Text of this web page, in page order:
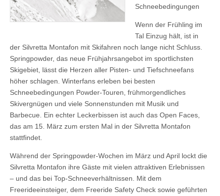
Schneebedingungen
Wenn der Frühling im
Tal Einzug hält, ist in
der Silvretta Montafon mit Skifahren noch lange nicht Schluss.
Springpowder, das neue Frühjahrsangebot im sportlichsten
Skigebiet, lässt die Herzen aller Pisten- und Tiefschneefans
höher schlagen. Winterfans erleben bei besten
Schneebedingungen Powder-Touren, frühmorgendliches
Skivergnügen und viele Sonnenstunden mit Musik und
Barbecue. Ein echter Leckerbissen ist auch das Open Faces,
das am 15. März zum ersten Mal in der Silvretta Montafon
stattfindet.
Während der Springpowder-Wochen im März und April lockt die
Silvretta Montafon ihre Gäste mit vielen attraktiven Erlebnissen
– und das bei Top-Schneeverhältnissen. Mit dem
Freerideeinsteiger, dem Freeride Safety Check sowie geführten